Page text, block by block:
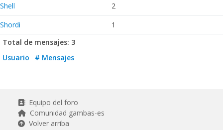
Shell
2
Shordi
1
Total de mensajes: 3
Usuario
# Mensajes
Equipo del foro
Comunidad gambas-es
Volver arriba